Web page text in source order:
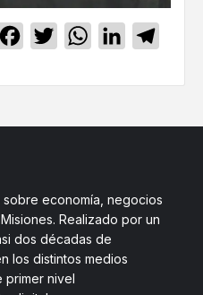
Facebook
TwitterWhatsApp
LinkedIn
economía, negocios
Realizado por un
dos décadas de
los distintos medios
primer nivel